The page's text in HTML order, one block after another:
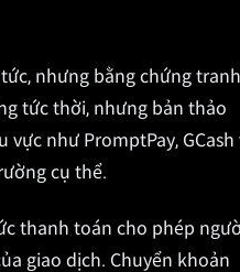
nhưng bằng chứng tranh
tức thời, nhưng bản thảo
như PromptPay, GCash
cụ thể.
thanh toán cho phép
giao dịch. Chuyển khoản